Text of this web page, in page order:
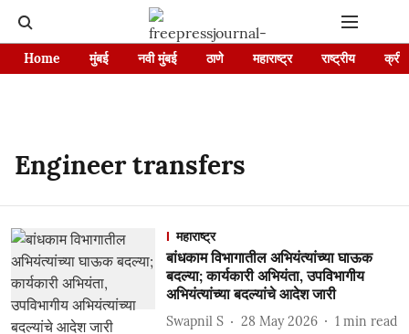
Home मुंबई नवी मुंबई ठाणे महाराष्ट्र राष्ट्रीय
Engineer transfers
महाराष्ट्र
बांधकाम विभागातील अभियंत्यांच्या घाऊक
बदल्या; कार्यकारी अभियंता, उपविभागीय
अभियंत्यांच्या बदल्यांचे आदेश जारी
Swapnil S 28 May 2026 1 min read